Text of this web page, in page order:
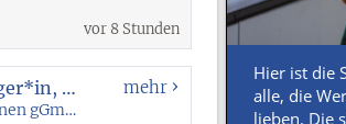
vor 8 Stunden
Erzieher*in, Heilerziehungspfleger*in, Sozialarbeiter*in oder pädagogische Fachkraft (m/w/d) für die Kinderwohngruppe
Diakonisches Werk Dortmund und Lünen gGmbH - Soziale Dienste
mehr